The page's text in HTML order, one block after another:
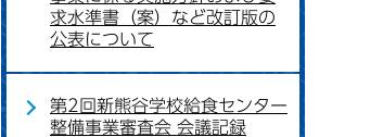
求水準書（案）など改訂版の
公表について
第2回新熊谷学校給食センター
整備事業審査会 会議記録